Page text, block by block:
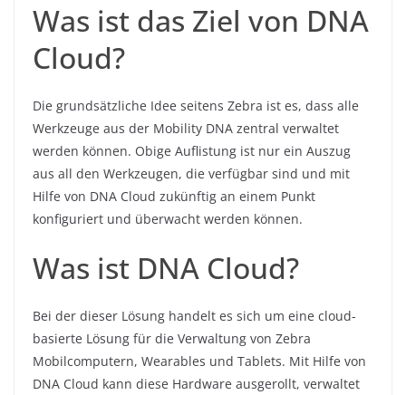
Was ist das Ziel von DNA
Cloud?
Die grundsätzliche Idee seitens Zebra ist es, dass alle
Werkzeuge aus der Mobility DNA zentral verwaltet
werden können. Obige Auflistung ist nur ein Auszug
aus all den Werkzeugen, die verfügbar sind und mit
Hilfe von DNA Cloud zukünftig an einem Punkt
konfiguriert und überwacht werden können.
Was ist DNA Cloud?
Bei der dieser Lösung handelt es sich um eine cloud-
basierte Lösung für die Verwaltung von Zebra
Mobilcomputern, Wearables und Tablets. Mit Hilfe von
DNA Cloud kann diese Hardware ausgerollt, verwaltet